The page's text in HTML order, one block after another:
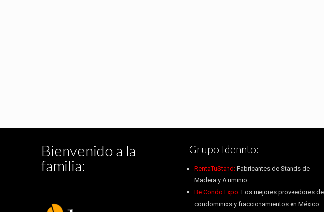
Bienvenido a la
familia:
Grupo Idennto:
RentaTuStand:Fabricantes de Stands de
Madera y Aluminio.
Be Condo Expo: Los mejores proveedores de
condominios y fraccionamientos en México.